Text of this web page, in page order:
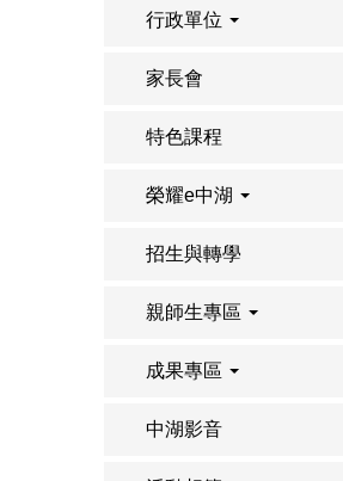
行政單位
家長會
特色課程
榮耀e中湖
招生與轉學
親師生專區
成果專區
中湖影音